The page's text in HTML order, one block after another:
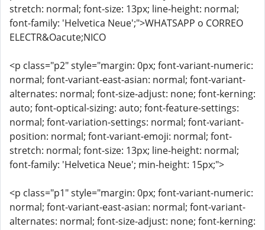
stretch: normal; font-size: 13px; line-height: normal;
font-family: 'Helvetica Neue';">WHATSAPP o CORREO
ELECTR&Oacute;NICO
<p class="p2" style="margin: 0px; font-variant-numeric:
normal; font-variant-east-asian: normal; font-variant-
alternates: normal; font-size-adjust: none; font-kerning:
auto; font-optical-sizing: auto; font-feature-settings:
normal; font-variation-settings: normal; font-variant-
position: normal; font-variant-emoji: normal; font-
stretch: normal; font-size: 13px; line-height: normal;
font-family: 'Helvetica Neue'; min-height: 15px;">
<p class="p1" style="margin: 0px; font-variant-numeric:
normal; font-variant-east-asian: normal; font-variant-
alternates: normal; font-size-adjust: none; font-kerning: